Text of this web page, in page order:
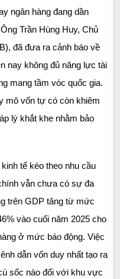
ngân hàng đang dần
Trần Hùng Huy, Chủ
đã đưa ra cảnh báo về
nay không đủ năng lực tài
mang tầm vóc quốc gia.
mô vốn tự có còn khiêm
lý khắt khe nhằm bảo
tế kéo theo nhu cầu
vẫn chưa có sự đa
trên GDP tăng từ mức
vào cuối năm 2025 cho
ở mức báo động. Việc
dẫn vốn duy nhất tạo ra
sốc nào đối với khu vực